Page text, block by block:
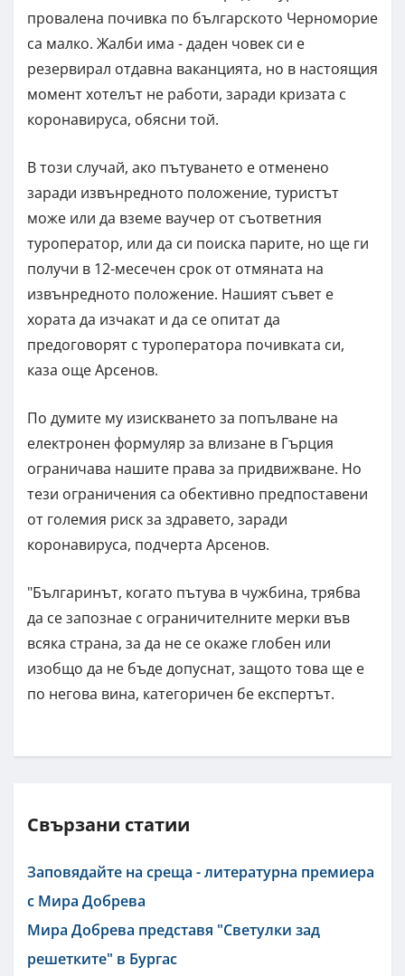
провалена почивка по българското Черноморие
са малко. Жалби има - даден човек си е
резервирал отдавна ваканцията, но в настоящия
момент хотелът не работи, заради кризата с
коронавируса, обясни той.
В този случай, ако пътуването е отменено
заради извънредното положение, туристът
може или да вземе ваучер от съответния
туроператор, или да си поиска парите, но ще ги
получи в 12-месечен срок от отмяната на
извънредното положение. Нашият съвет е
хората да изчакат и да се опитат да
предоговорят с туроператора почивката си,
каза още Арсенов.
По думите му изискването за попълване на
електронен формуляр за влизане в Гърция
ограничава нашите права за придвижване. Но
тези ограничения са обективно предпоставени
от големия риск за здравето, заради
коронавируса, подчерта Арсенов.
"Българинът, когато пътува в чужбина, трябва
да се запознае с ограничителните мерки във
всяка страна, за да не се окаже глобен или
изобщо да не бъде допуснат, защото това ще е
по негова вина, категоричен бе експертът.
Свързани статии
Заповядайте на среща - литературна премиера
с Мира Добрева
Мира Добрева представя "Светулки зад
решетките" в Бургас